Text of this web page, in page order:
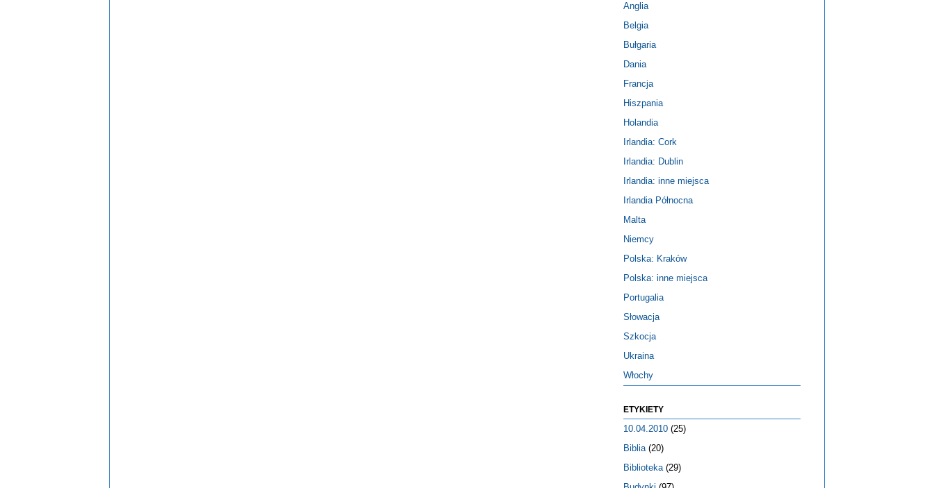
Anglia
Belgia
Bułgaria
Dania
Francja
Hiszpania
Holandia
Irlandia: Cork
Irlandia: Dublin
Irlandia: inne miejsca
Irlandia Północna
Malta
Niemcy
Polska: Kraków
Polska: inne miejsca
Portugalia
Słowacja
Szkocja
Ukraina
Włochy
ETYKIETY
10.04.2010 (25)
Biblia (20)
Biblioteka (29)